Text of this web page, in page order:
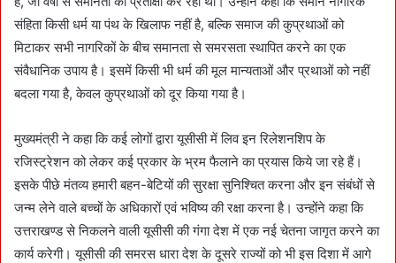
संहिता किसी धर्म या पंथ के खिलाफ नहीं है, बल्कि समाज की कुप्रथाओं को
मिटाकर सभी नागरिकों के बीच समानता से समरसता स्थापित करने का एक
संवैधानिक उपाय है। इसमें किसी भी धर्म की मूल मान्यताओं और प्रथाओं को नहीं
बदला गया है, केवल कुप्रथाओं को दूर किया गया है।
मुख्यमंत्री ने कहा कि कई लोगों द्वारा यूसीसी में लिव इन रिलेशनशिप के
रजिस्ट्रेशन को लेकर कई प्रकार के भ्रम फैलाने का प्रयास किये जा रहे हैं।
इसके पीछे मंतव्य हमारी बहन-बेटियों की सुरक्षा सुनिश्चित करना और इन संबंधों से
जन्म लेने वाले बच्चों के अधिकारों एवं भविष्य की रक्षा करना है। उन्होंने कहा कि
उत्तराखण्ड से निकलने वाली यूसीसी की गंगा देश में एक नई चेतना जागृत करने का
कार्य करेगी। यूसीसी की समरस धारा देश के दूसरे राज्यों को भी इस दिशा में आगे